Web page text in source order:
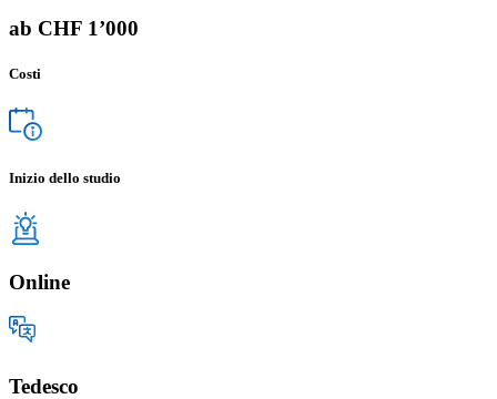
ab CHF 1’000
Costi
Inizio dello studio
Online
Tedesco